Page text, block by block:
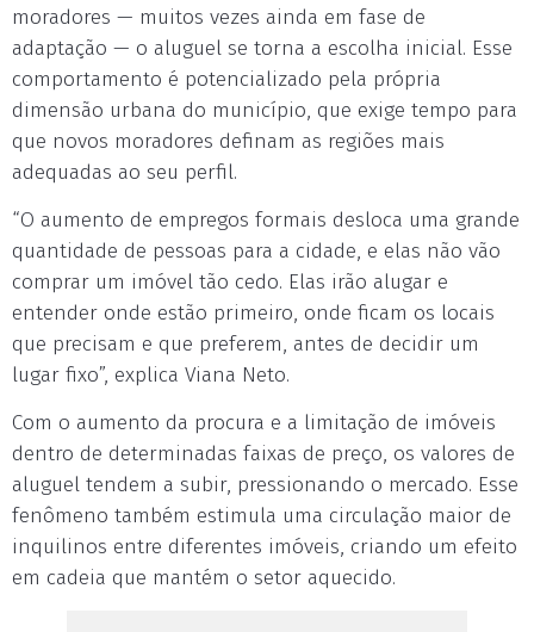
moradores — muitos vezes ainda em fase de
adaptação — o aluguel se torna a escolha inicial. Esse
comportamento é potencializado pela própria
dimensão urbana do município, que exige tempo para
que novos moradores definam as regiões mais
adequadas ao seu perfil.
“O aumento de empregos formais desloca uma grande
quantidade de pessoas para a cidade, e elas não vão
comprar um imóvel tão cedo. Elas irão alugar e
entender onde estão primeiro, onde ficam os locais
que precisam e que preferem, antes de decidir um
lugar fixo”, explica Viana Neto.
Com o aumento da procura e a limitação de imóveis
dentro de determinadas faixas de preço, os valores de
aluguel tendem a subir, pressionando o mercado. Esse
fenômeno também estimula uma circulação maior de
inquilinos entre diferentes imóveis, criando um efeito
em cadeia que mantém o setor aquecido.